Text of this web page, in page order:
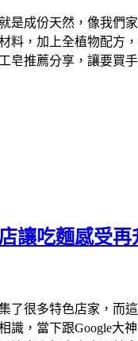
成份天然，像我們
，加上全植物配方
皂推薦分享，讓要買
讓吃麵感受
了很多特色店家，而
識，當下跟Google